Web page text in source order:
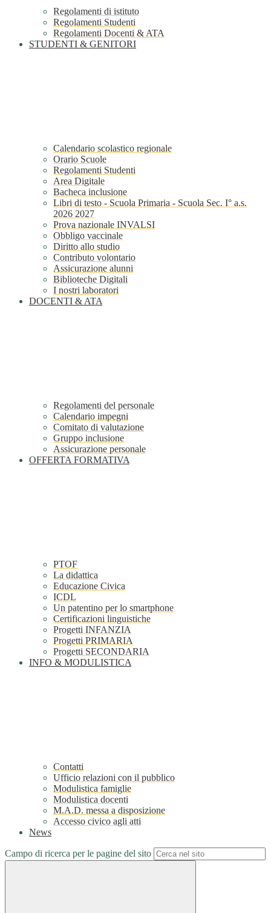
Regolamenti di istituto
Regolamenti Studenti
Regolamenti Docenti & ATA
STUDENTI & GENITORI
Calendario scolastico regionale
Orario Scuole
Regolamenti Studenti
Area Digitale
Bacheca inclusione
Libri di testo - Scuola Primaria - Scuola Sec. I° a.s.
2026 2027
Prova nazionale INVALSI
Obbligo vaccinale
Diritto allo studio
Contributo volontario
Assicurazione alunni
Biblioteche Digitali
I nostri laboratori
DOCENTI & ATA
Regolamenti del personale
Calendario impegni
Comitato di valutazione
Gruppo inclusione
Assicurazione personale
OFFERTA FORMATIVA
PTOF
La didattica
Educazione Civica
ICDL
Un patentino per lo smartphone
Certificazioni linguistiche
Progetti INFANZIA
Progetti PRIMARIA
Progetti SECONDARIA
INFO & MODULISTICA
Contatti
Ufficio relazioni con il pubblico
Modulistica famiglie
Modulistica docenti
M.A.D. messa a disposizione
Accesso civico agli atti
News
Campo di ricerca per le pagine del sito